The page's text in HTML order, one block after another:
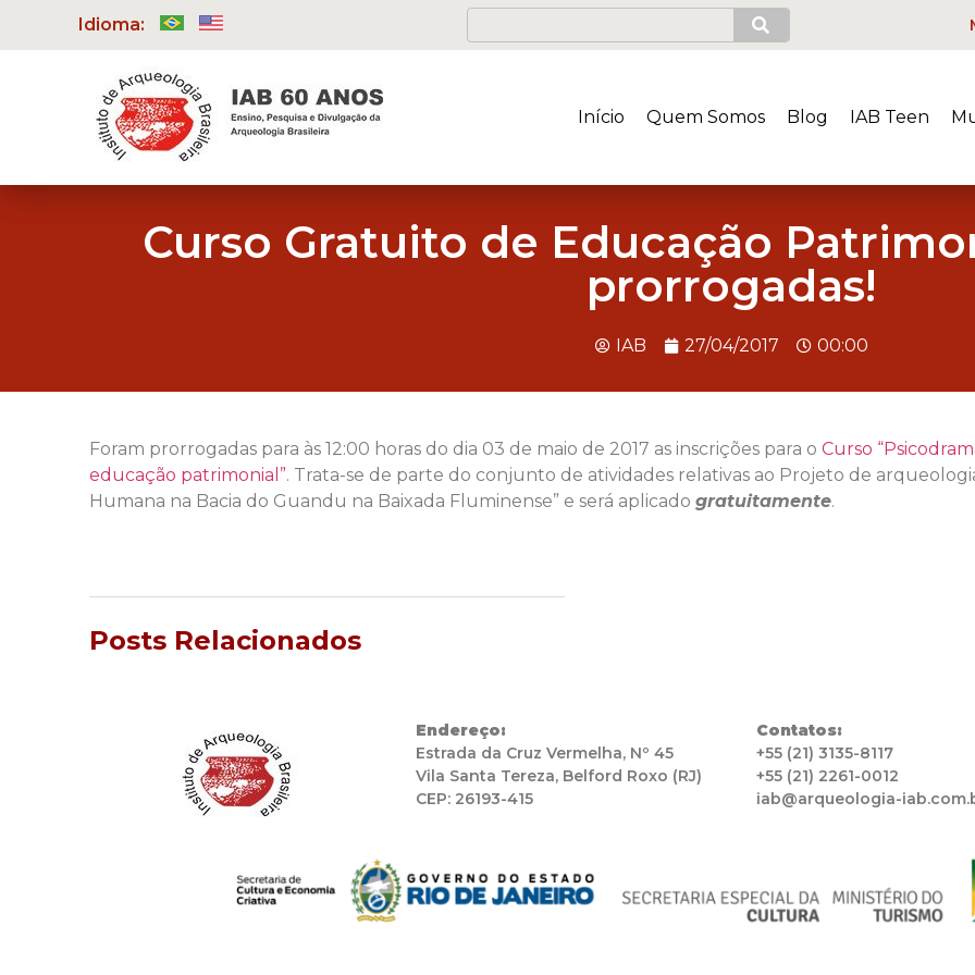
Idioma:
Início Quem Somos Blog IAB Teen
Curso Gratuito de Educação
prorrogadas!
IAB 27/04/2017 00:00
Foram prorrogadas para às 12:00 horas do dia 03 de maio de 2017 as inscrições para o Curso
educação patrimonial”. Trata-se de parte do conjunto de atividades relativas ao Projeto de
Humana na Bacia do Guandu na Baixada Fluminense” e será aplicado gratuitamente.
Posts Relacionados
Endereço:
Estrada da Cruz Vermelha, Nº 45
Vila Santa Tereza, Belford Roxo (RJ)
CEP: 26193-415
Contatos:
+55 (21) 3135-8117
+55 (21) 2261-0012
iab@arqueologia-